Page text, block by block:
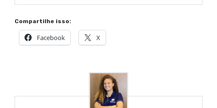
Compartilhe isso:
Facebook X